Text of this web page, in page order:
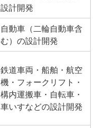
設計開発
自動車（二輪自動車含
む）の設計開発
鉄道車両・船舶・航空
機・フォークリフト・
構内運搬車・自転車・
車いすなどの設計開発